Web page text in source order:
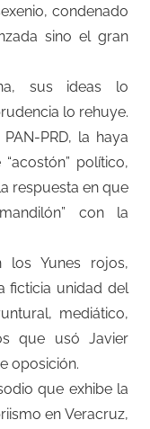
condenado
sino el gran
sus ideas lo
lo rehuye.
PRD, la haya
político,
respuesta en que
con la
los Yunes rojos,
ficticia unidad del
mediático,
que usó Javier
oposición.
que exhibe la
en Veracruz,